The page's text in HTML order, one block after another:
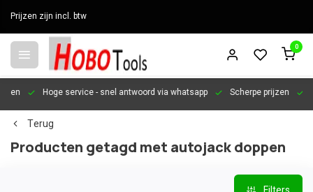
Prijzen zijn incl. btw
0
Hoge service- snel antwoord via whatsapp Scherpe prijzen
Terug
Producten getagd met autojack doppen